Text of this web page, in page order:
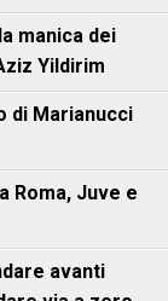
manica dei
Yildirim
di Marianucci
Roma, Juve e
avanti